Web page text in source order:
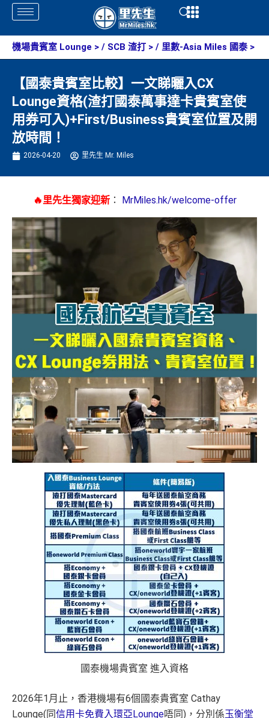
Skip
content
Open
機場貴賓室 Lounge > / SCB 渣打 > / 里數-Asia Miles 國泰>
【國泰貴賓室比較】一文睇曬入CX
Lounge資格(渣打國泰萬事達卡貴賓室使
用券可入)+First/Business貴賓室位置及開
放時間！
2026-04-20 里先生 Mr. Miles
🔥里先生獨家迎新： MrMiles.hk/welcome-offer
國泰機場貴賓室 進入資格
2026年1月止，香港機場有6個國泰貴賓室 Cathay
Lounge(同信用卡免費入環亞Lounge唔同)，分別係玉衡堂